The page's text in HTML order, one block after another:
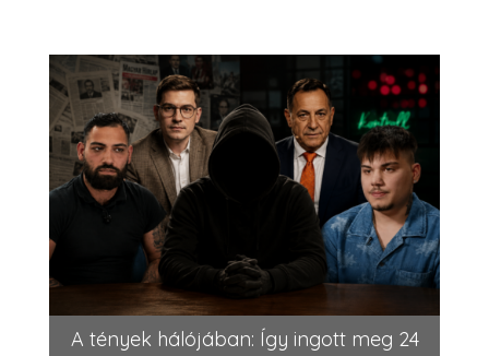
A tények hálójában: Így ingott meg 24